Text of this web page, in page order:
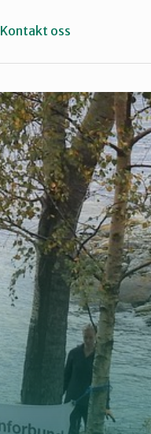
Eid
Sogn og Fjordane
Kontakt oss